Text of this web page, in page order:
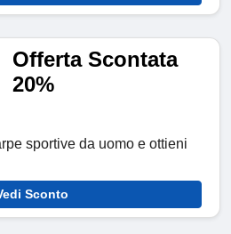
Offerta Scontata
20%
sportive da uomo e ottieni
Sconto